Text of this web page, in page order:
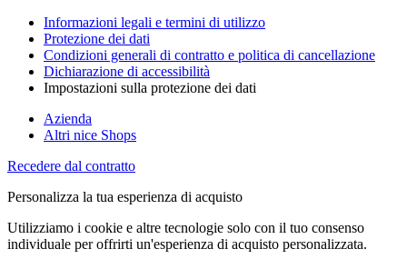
Informazioni legali e termini di utilizzo
Protezione dei dati
Condizioni generali di contratto e politica di cancellazione
Dichiarazione di accessibilità
Impostazioni sulla protezione dei dati
Azienda
Altri nice Shops
Recedere dal contratto
Personalizza la tua esperienza di acquisto
Utilizziamo i cookie e altre tecnologie solo con il tuo consenso
individuale per offrirti un'esperienza di acquisto personalizzata.